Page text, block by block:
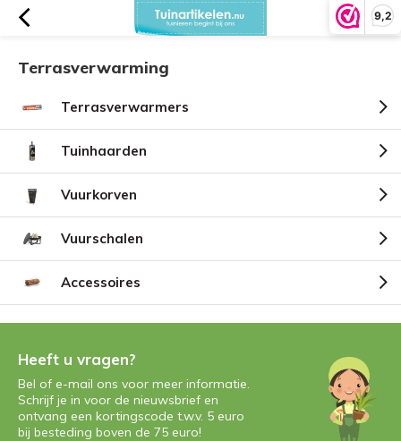
9,2
Terrasverwarming
Terrasverwarmers
Tuinhaarden
Vuurkorven
Vuurschalen
Accessoires
Heeft u vragen?
Bel of e-mail ons voor meer informatie.
Schrijf je in voor de nieuwsbrief en
ontvang een kortingscode t.w.v. 5 euro
bij besteding boven de 75 euro!